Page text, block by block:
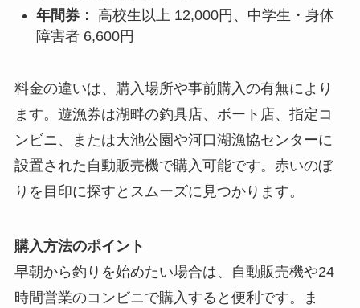
年間券：
高校生以上 12,000円、中学生・身体
障害者 6,600円
料金の違いは、購入場所や事前購入の有無により
ます。遊漁券は湖畔の釣具店、ボート店、指定コ
ンビニ、または大池公園や河口湖漁協センターに
設置された自動販売機で購入可能です。赤いのぼ
りを目印に探すとスムーズに見つかります。
購入方法のポイント
早朝から釣りを始めたい場合は、自動販売機や24
時間営業のコンビニで購入すると便利です。ま